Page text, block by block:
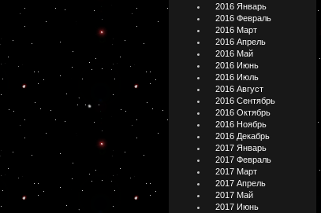
2016 Январь
2016 Февраль
2016 Март
2016 Апрель
2016 Май
2016 Июнь
2016 Июль
2016 Август
2016 Сентябрь
2016 Октябрь
2016 Ноябрь
2016 Декабрь
2017 Январь
2017 Февраль
2017 Март
2017 Апрель
2017 Май
2017 Июнь